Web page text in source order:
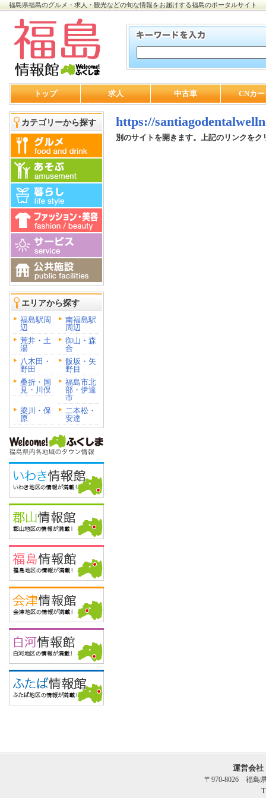
福島県福島のグルメ・求人・観光などの旬な情報をお届けする福島のポータルサイト
トップ 求人 中古車 CNカ
カテゴリーから探す
エリアから探す
福島駅周
辺
南福島駅
周辺
荒井・土
湯
御山・森
合
八木田・
野田
飯坂・矢
野目
桑折・国
見・川俣
福島市北
部・伊達
市
梁川・保
原
二本松・
安達
https://
別のサイトを開きます。上記のリンクをク
運営会
〒970-8026 福島